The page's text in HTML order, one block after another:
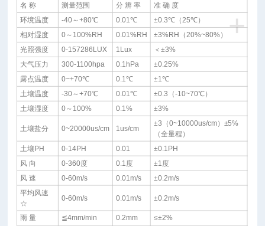
+
名 称 测量范围 分 辨 率 准 确 度
环境温度 -40～+80℃ 0.01℃
±0.3℃（25℃）
相对湿度
0～100%RH 0.01%RH
±3%RH（20%~80%）
光照强度
0-157286LUX 1Lux
＜±3%
大气压力
300-1100hpa 0.1hPa
±0.25%
露点温度
0~+70℃ 0.1℃
±1℃
土壤温度
-30～+70℃ 0.01℃ ±0.3（-10~70℃）
土壤湿度 0～100% 0.1% ±3%
土壤盐分 0~20000us/cm 1us/cm
±3（0~10000us/cm）±5%
（全量程）
土壤PH
0-14PH 0.01 ±0.1PH
风 向 0-360度 0.1度 ±1度
风 速 0-60m/s 0.01m/s
±0.2m/s
平均风速
☆
0-60m/s 0.01m/s ±0.2m/s
雨 量 ≦4mm/min 0.2mm ≤±2%